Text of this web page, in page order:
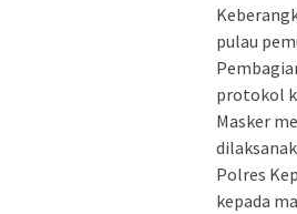
pulau
protokol
Masker
Polres
kepada